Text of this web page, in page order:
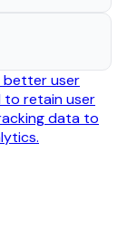
better user
to retain user
data to